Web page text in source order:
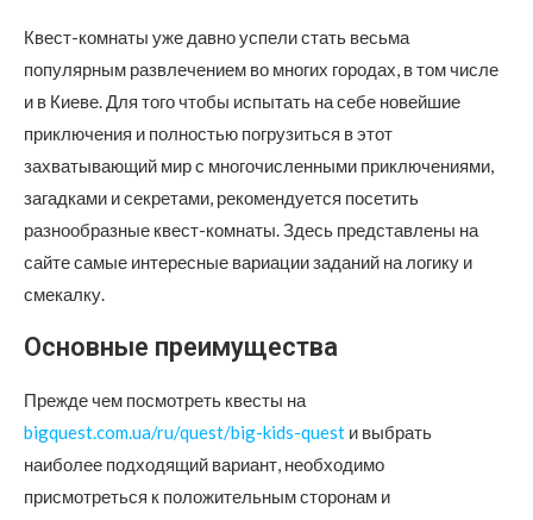
Квест-комнаты уже давно успели стать весьма
популярным развлечением во многих городах, в том числе
и в Киеве.Для того чтобы испытать на себе новейшие
приключения и полностью погрузиться в этот
захватывающий мир с многочисленными приключениями,
загадками и секретами, рекомендуется посетить
разнообразные квест-комнаты. Здесь представлены на
сайте самые интересные вариации заданий на логику и
смекалку.
Основные преимущества
Прежде чем посмотреть квесты на
bigquest.com.ua/ru/quest/big-kids-quest и выбрать
наиболее подходящий вариант, необходимо
присмотреться к положительным сторонам и